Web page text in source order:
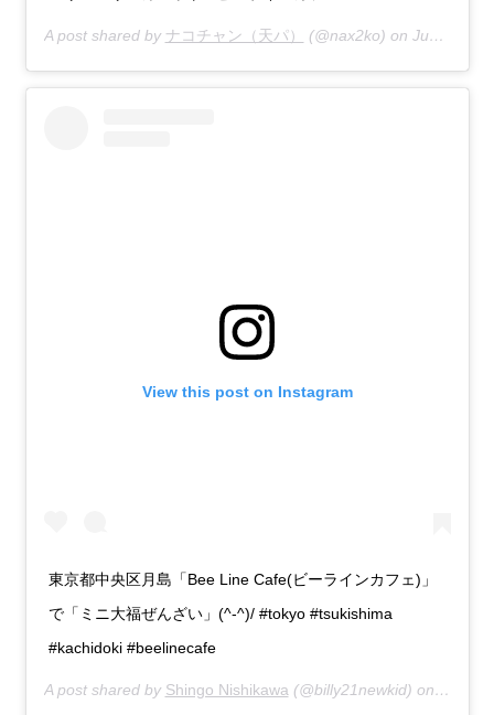
A post shared by ナコチャン（天パ） (@nax2ko) on Jun 4, 2017 at 7:36pm PDT
View this post on Instagram
東京都中央区月島「Bee Line Cafe(ビーラインカフェ)」
で「ミニ大福ぜんざい」(^-^)/ #tokyo #tsukishima
#kachidoki #beelinecafe
A post shared by Shingo Nishikawa (@billy21newkid) on Jun